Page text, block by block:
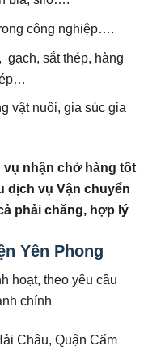
công nghiệp….
sắt thép, hàng
vật nuôi, gia súc gia
nhận chở hàng tốt
dịch vụ Vận chuyển
phải chăng, hợp lý
Yên Phong
hoạt, theo yêu cầu
chính
Châu, Quận Cẩm